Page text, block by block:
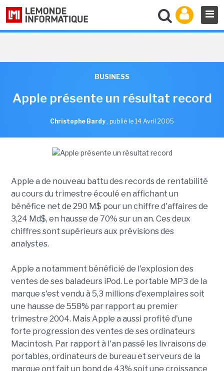
BUSINESS
Apple présente un résultat record
Christophe Bardy , publié le 14 Avril 2005
Apple a de nouveau battu des records de rentabilité
au cours du trimestre écoulé en affichant un
bénéfice net de 290 M$ pour un chiffre d'affaires de
3,24 Md$, en hausse de 70% sur un an. Ces deux
chiffres sont supérieurs aux prévisions des
analystes.
Apple a notamment bénéficié de l'explosion des
ventes de ses baladeurs iPod. Le portable MP3 de la
marque s'est vendu à 5,3 millions d'exemplaires soit
une hausse de 558% par rapport au premier
trimestre 2004. Mais Apple a aussi profité d'une
forte progression des ventes de ses ordinateurs
Macintosh. Par rapport à l'an passé les livraisons de
portables, ordinateurs de bureau et serveurs de la
marque ont fait un bond de 43% soit une croissance